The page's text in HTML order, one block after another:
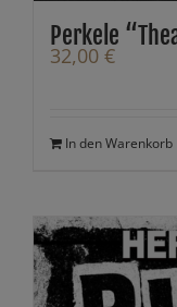
Perkele
32,00 €
In den Warenkorb